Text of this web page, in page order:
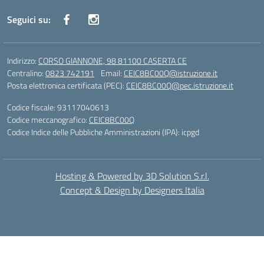
Seguici su:
Indirizzo: CORSO GIANNONE, 98 81100 CASERTA CE
Centralino:0823 742191 Email: CEIC8BC00Q@istruzione.it
Posta elettronica certificata (PEC): CEIC8BC00Q@pec.istruzione.it
Codice fiscale: 93117040613
Codice meccanografico: CEIC8BC00Q
Codice Indice delle Pubbliche Amministrazioni (IPA): icpgd
Hosting & Powered by 3D Solution S.r.l.
Concept & Design by Designers Italia